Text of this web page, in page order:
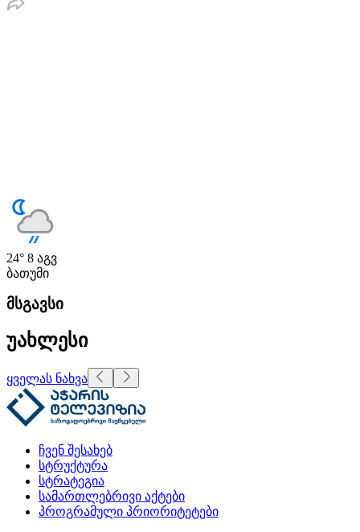
24° 8 აგვ
ბათუმი
მსგავსი
უახლესი
ყველას ნახვა
ჩვენ შესახებ
სტრუქტურა
სტრატეგია
სამართლებრივი აქტები
პროგრამული პრიორიტეტები